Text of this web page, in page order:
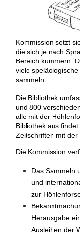
Kommission setzt
die sich je nach
Bereich kümmern.
viele
sammeln.
Die Bibliothek
und 800
alle mit der
Bibliothek aus
Zeitschriften mit der
Die Kommission
Das Sammeln
und
zur
Herausgabe
Ausleihen der